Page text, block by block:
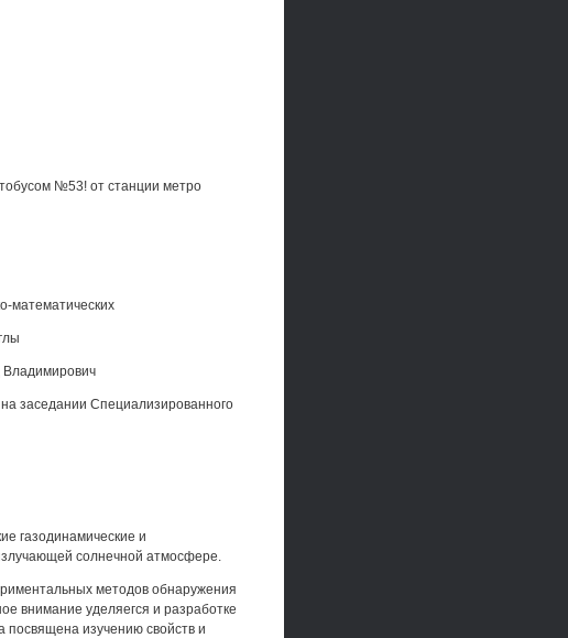
№53! от станции метро
математических
Владимирович
заседании Специализированного
газодинамические и
солнечной атмосфере.
методов обнаружения
внимание уделяегся и разработке
посвящена изучению свойств и